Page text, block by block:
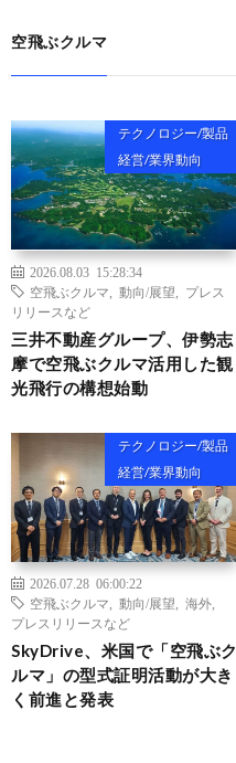
空飛ぶクルマ
テクノロジー/製品
経営/業界動向
2026.08.03 15:28:34
空飛ぶクルマ
動向/展望
プレス
リリースなど
三井不動産グループ、伊勢志
摩で空飛ぶクルマ活用した観
光飛行の構想始動
テクノロジー/製品
経営/業界動向
2026.07.28 06:00:22
空飛ぶクルマ
動向/展望 海外
プレスリリースなど
SkyDrive、米国で「空飛ぶク
ルマ」の型式証明活動が大き
く前進と発表